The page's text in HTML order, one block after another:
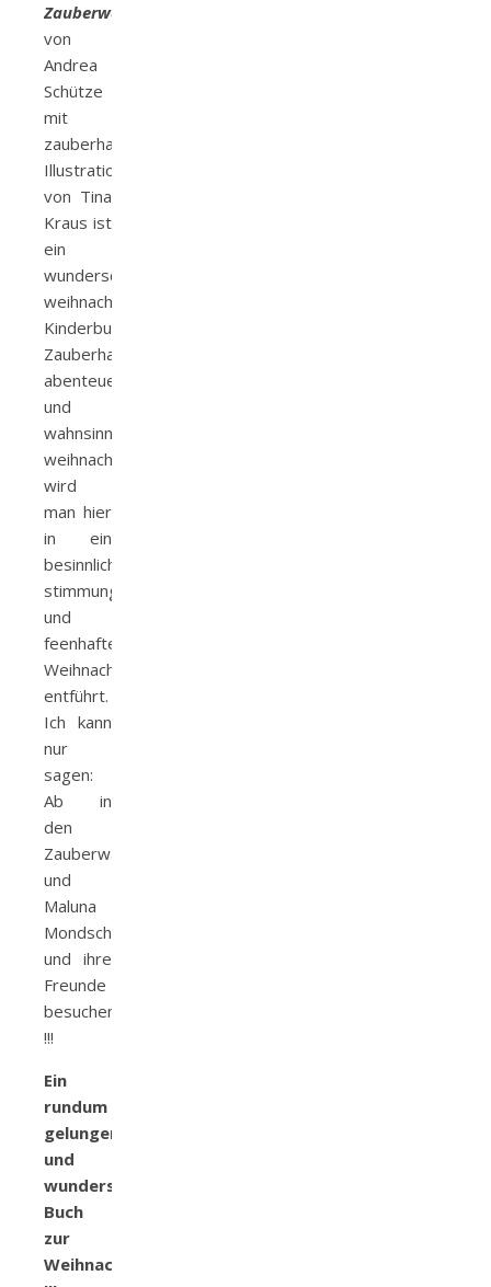
Zauberwald”
von
Andrea
Schütze
mit
zauberhaften
Illustrationen
von Tina
Kraus ist
ein
wunderschönes,
weihnachtliches
Kinderbuch.
Zauberhaft,
abenteuerlich
und
wahnsinnig
weihnachtlich
wird
man hier
in ein
besinnliches,
stimmungsvolles
und
feenhaftes
Weihnachtsabenteuer
entführt.
Ich kann
nur
sagen:
Ab in
den
Zauberwald
und
Maluna
Mondschein
und ihre
Freunde
besuchen
!!!
Ein
rundum
gelungenes
und
wunderschönes
Buch
zur
Weihnachtszeit